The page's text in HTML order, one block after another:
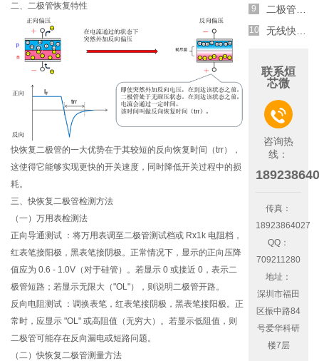
二、二极管恢复特性
快恢复二极管的一大优势在于其较短的反向恢复时间（trr），
这使得它能够实现更快的开关速度，同时降低开关过程中的损
耗。
三、快恢复二极管检测方法
（一）万用表检测法
正向导通测试 ：将万用表调至二极管测试档或 Rx1k 电阻档，
红表笔接阳极，黑表笔接阴极。正常情况下，显示的正向压降
值应为 0.6 - 1.0V（对于硅管）。若显示 0 或接近 0，表示二
极管短路；若显示无限大（"OL"），则说明二极管开路。
反向电阻测试 ：调换表笔，红表笔接阴极，黑表笔接阳极。正
常时，应显示 "OL" 或高阻值（无穷大）。若显示低阻值，则
二极管可能存在反向漏电或短路问题。
（二）快恢复二极管测量方法
二极管特性曲线,伏安特性曲线介绍
无线快充,手机无线充电器电路原理图介绍
联系烜
芯微

咨询热
线：
传真：
18923864027
QQ：
709211280
地址：
深圳市福田
区振中路84
号爱华科研
楼7层